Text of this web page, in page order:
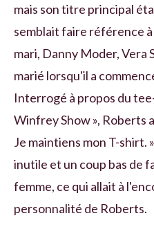
mais son titre principal
semblait faire référence
mari, Danny Moder, Vera
marié lorsqu'il a
Interrogé à propos du
Winfrey Show », Roberts
Je maintiens mon T-shirt.
inutile et un coup bas de
femme, ce qui allait à
personnalité de Roberts.